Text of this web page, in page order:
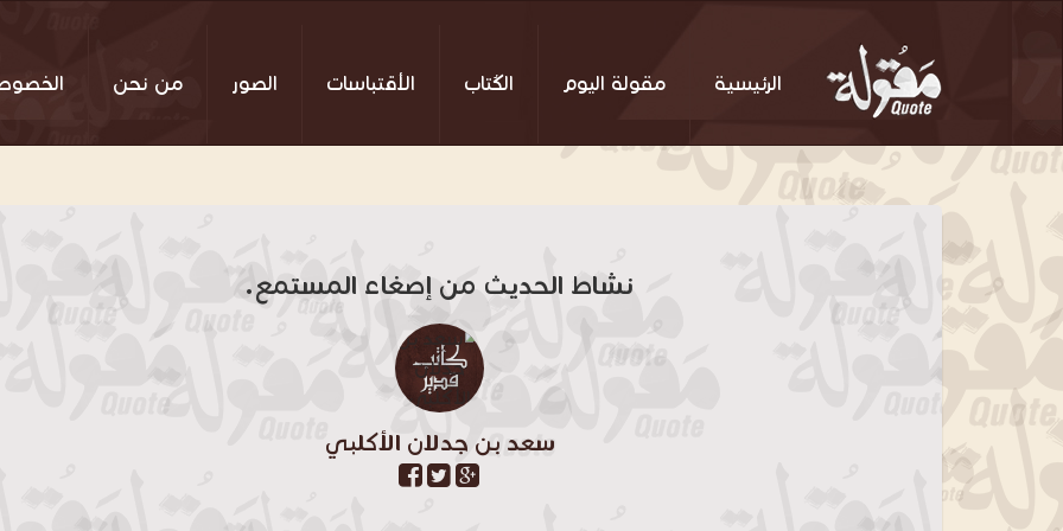
الرئيسية مقولة اليوم الكُتاب الأقتباسات الصور من نحن
نشاط الحديث من إصغاء المستمع.
سعد بن جدلان الأكلبي